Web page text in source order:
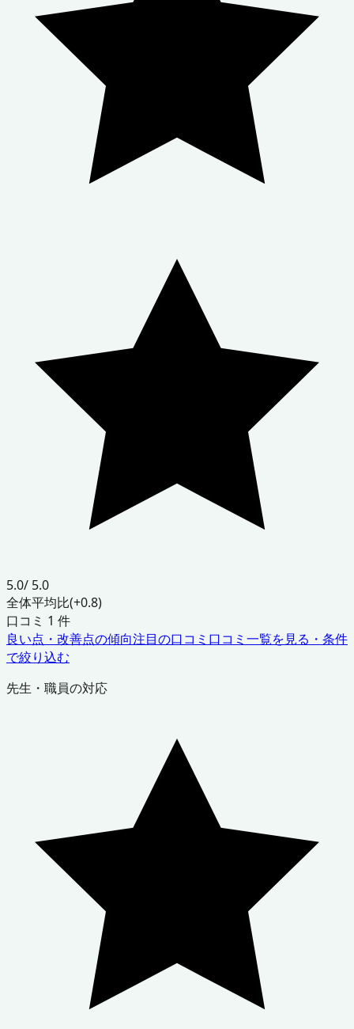
5.0/ 5.0
全体平均比(+0.8)
口コミ 1 件
良い点・改善点の傾向注目の口コミ 口コミ一覧を見る・条件
で絞り込む
先生・職員の対応